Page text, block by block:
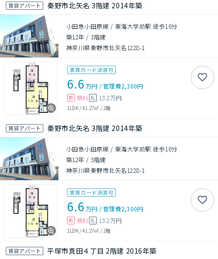
賃貸アパート 秦野市北矢名 3階建 2014年築
小田急小田原線 / 東海大学前駅 徒歩10分
築12年 / 3階建
神奈川県秦野市北矢名1228-1
家賃カード決済可
6.6 万円 /管理費2,300円
敷 無料 礼 13.2万円
1LDK/41.27㎡ /2階
賃貸アパート 秦野市北矢名 3階建 2014年築
小田急小田原線 / 東海大学前駅 徒歩10分
築12年 / 3階建
神奈川県秦野市北矢名1228-1
家賃カード決済可
6.6 万円 /管理費2,300円
敷 無料 礼 13.2万円
1LDK/41.27㎡ /2階
賃貸アパート 平塚市真田４丁目 2階建 2016年築